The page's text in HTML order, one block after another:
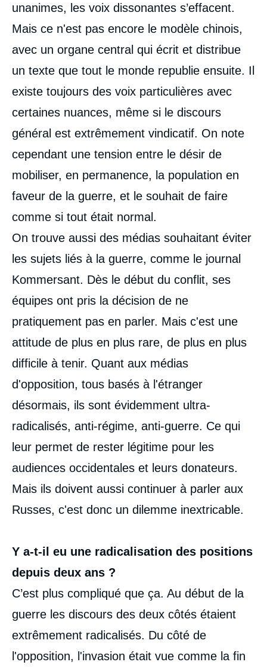
unanimes, les voix dissonantes s’effacent.
Mais ce n'est pas encore le modèle chinois,
avec un organe central qui écrit et distribue
un texte que tout le monde republie ensuite. Il
existe toujours des voix particulières avec
certaines nuances, même si le discours
général est extrêmement vindicatif. On note
cependant une tension entre le désir de
mobiliser, en permanence, la population en
faveur de la guerre, et le souhait de faire
comme si tout était normal.
On trouve aussi des médias souhaitant éviter
les sujets liés à la guerre, comme le journal
Kommersant. Dès le début du conflit, ses
équipes ont pris la décision de ne
pratiquement pas en parler. Mais c'est une
attitude de plus en plus rare, de plus en plus
difficile à tenir. Quant aux médias
d'opposition, tous basés à l'étranger
désormais, ils sont évidemment ultra-
radicalisés, anti-régime, anti-guerre. Ce qui
leur permet de rester légitime pour les
audiences occidentales et leurs donateurs.
Mais ils doivent aussi continuer à parler aux
Russes, c'est donc un dilemme inextricable.
Y a-t-il eu une radicalisation des positions
depuis deux ans ?
C’est plus compliqué que ça. Au début de la
guerre les discours des deux côtés étaient
extrêmement radicalisés. Du côté de
l'opposition, l'invasion était vue comme la fin